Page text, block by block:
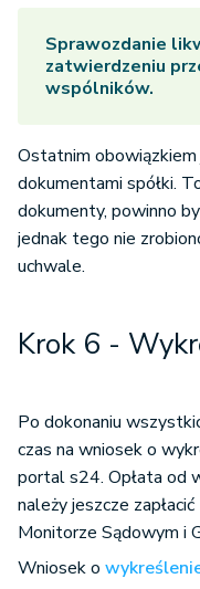
Sprawozdanie
zatwierdzeniu
wspólników.
Ostatnim
dokumentami spółki.
dokumenty, powinno
jednak tego nie
uchwale.
Krok 6 -
Po dokonaniu
czas na wniosek o
portal s24. Opłata od
należy jeszcze
Monitorze Sądowym i
Wniosek o